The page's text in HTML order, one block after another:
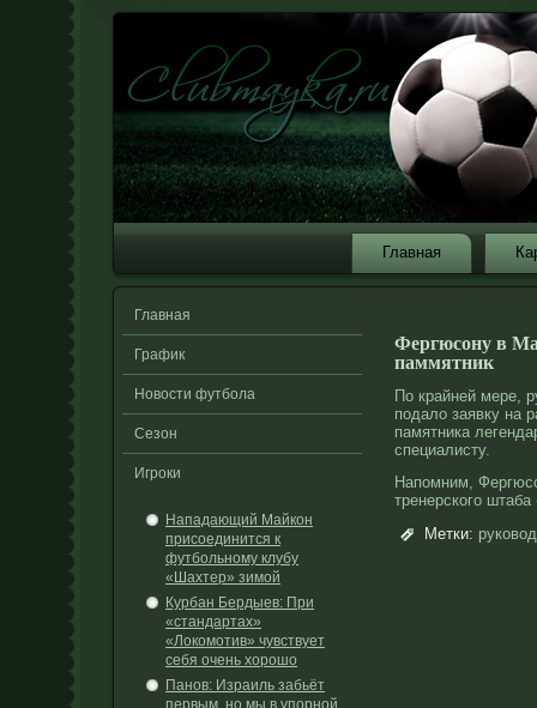
Главная
Главная
График
Новости футбола
Сезон
Игроки
Нападающий Майкон
присоединится к
футбольному клубу
«Шахтер» зимой
Курбан Бердыев: При
«стандартах»
«Локомотив» чувствует
себя очень хорошо
Панов: Израиль забьёт
первым, но мы в упорной
Фергюсону в
паммятник
По крайней мере,
подало заявку на
памятника
специалисту.
Напомним,
тренерского
Метки: